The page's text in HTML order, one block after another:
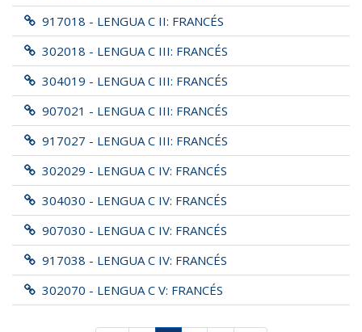
917018 - LENGUA C II: FRANCÉS
302018 - LENGUA C III: FRANCÉS
304019 - LENGUA C III: FRANCÉS
907021 - LENGUA C III: FRANCÉS
917027 - LENGUA C III: FRANCÉS
302029 - LENGUA C IV: FRANCÉS
304030 - LENGUA C IV: FRANCÉS
907030 - LENGUA C IV: FRANCÉS
917038 - LENGUA C IV: FRANCÉS
302070 - LENGUA C V: FRANCÉS